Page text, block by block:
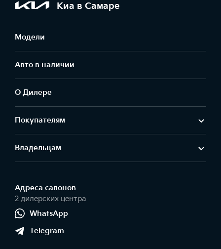
Киа в Самаре
Модели
Авто в наличии
О Дилере
Покупателям
Владельцам
Адреса салонов
2 дилерских центра
WhatsApp
Telegram